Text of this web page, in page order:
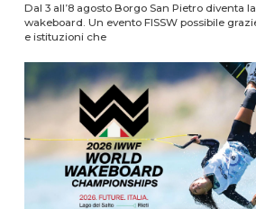
Dal 3 all’8 agosto Borgo San Pietro diventa
wakeboard. Un evento FISSW possibile
e istituzioni che